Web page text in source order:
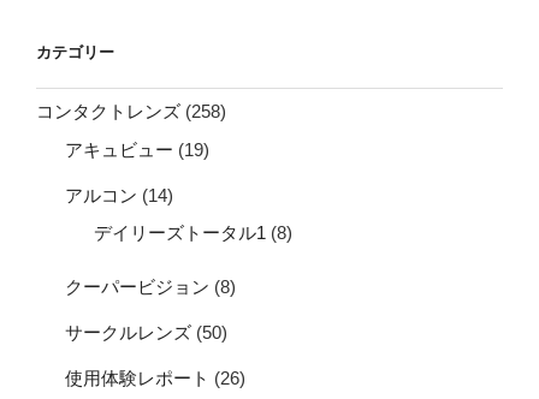
カテゴリー
コンタクトレンズ (258)
アキュビュー (19)
アルコン (14)
デイリーズトータル1 (8)
クーパービジョン (8)
サークルレンズ (50)
使用体験レポート (26)